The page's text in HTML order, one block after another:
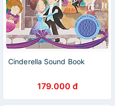
Cinderella Sound Book
179.000 đ